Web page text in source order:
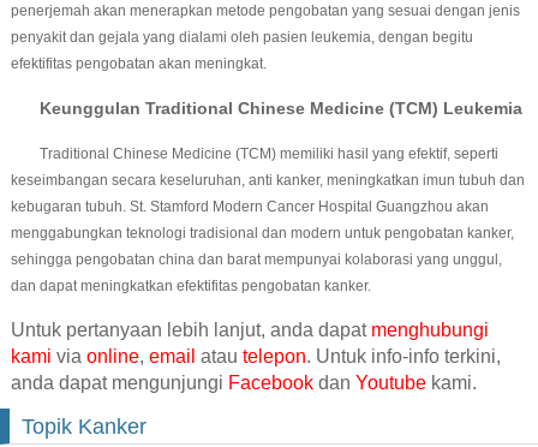
penerjemah akan menerapkan metode pengobatan yang sesuai dengan jenis
penyakit dan gejala yang dialami oleh pasien leukemia, dengan begitu
efektifitas pengobatan akan meningkat.
Keunggulan Traditional Chinese Medicine (TCM) Leukemia
Traditional Chinese Medicine (TCM) memiliki hasil yang efektif, seperti
keseimbangan secara keseluruhan, anti kanker, meningkatkan imun tubuh dan
kebugaran tubuh. St. Stamford Modern Cancer Hospital Guangzhou akan
menggabungkan teknologi tradisional dan modern untuk pengobatan kanker,
sehingga pengobatan china dan barat mempunyai kolaborasi yang unggul,
dan dapat meningkatkan efektifitas pengobatan kanker.
Untuk pertanyaan lebih lanjut, anda dapat menghubungi
kami via online, email atau telepon. Untuk info-info terkini,
anda dapat mengunjungi Facebookdan Youtubekami.
Topik Kanker